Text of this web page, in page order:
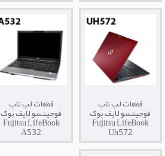
قطعات لپ تاپ
فوجیتسو لایف بوک
Fujitsu LifeBook
Uh572
قطعات لپ تاپ
فوجیتسو لایف بوک
Fujitsu LifeBook
A532